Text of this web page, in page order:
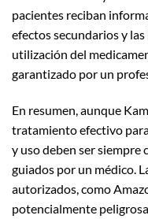
pacientes reciban
efectos secundarios y
utilización del
garantizado por un
En resumen, aunque
tratamiento efectivo
y uso deben ser siempre
guiados por un médico.
autorizados, como
potencialmente